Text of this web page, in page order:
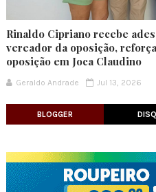
Rinaldo Cipriano recebe
vereador da oposição,
oposição em Joca Claudino
Geraldo Andrade Jul 13, 2026
BLOGGER